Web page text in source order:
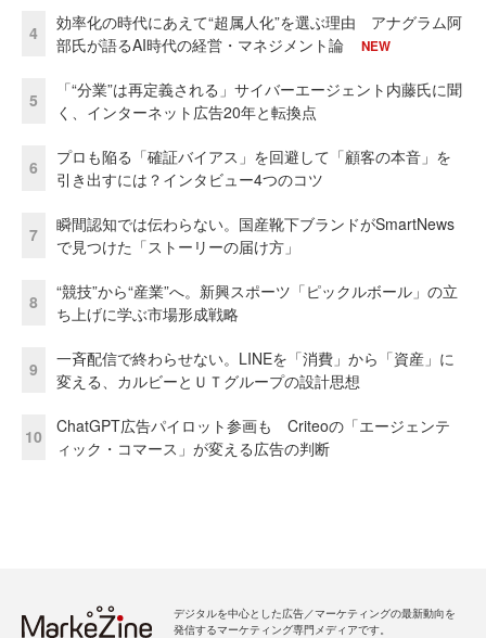
4
効率化の時代にあえて“超属人化”を選ぶ理由 アナグラム阿
部氏が語るAI時代の経営・マネジメント論
NEW
5
「“分業”は再定義される」サイバーエージェント内藤氏に聞
く、インターネット広告20年と転換点
6
プロも陥る「確証バイアス」を回避して「顧客の本音」を
引き出すには？インタビュー4つのコツ
7
瞬間認知では伝わらない。国産靴下ブランドがSmartNews
で見つけた「ストーリーの届け方」
8
“競技”から“産業”へ。新興スポーツ「ピックルボール」の立
ち上げに学ぶ市場形成戦略
9
一斉配信で終わらせない。LINEを「消費」から「資産」に
変える、カルビーとＵＴグループの設計思想
10
ChatGPT広告パイロット参画も Criteoの「エージェンテ
ィック・コマース」が変える広告の判断
デジタルを中心とした広告／マーケティングの最新動向を
発信するマーケティング専門メディアです。